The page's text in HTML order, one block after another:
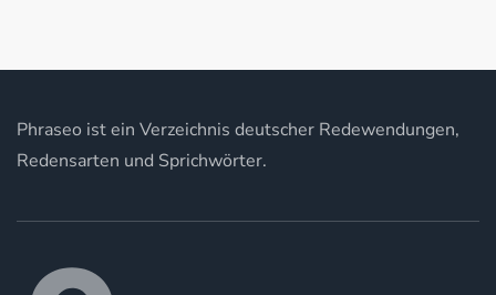
Phraseo ist ein Verzeichnis deutscher Redewendungen,
Redensarten und Sprichwörter.